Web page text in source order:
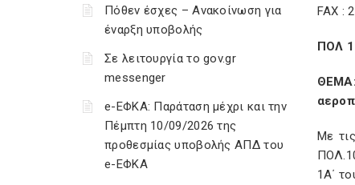
Πόθεν έσχες – Ανακοίνωση για
έναρξη υποβολής
Σε λειτουργία το gov.gr
messenger
e-ΕΦΚΑ: Παράταση μέχρι και την
Πέμπτη 10/09/2026 της
προθεσμίας υποβολής ΑΠΔ του
e-ΕΦΚΑ
FAX :
ΠΟΛ
Με
1Α΄